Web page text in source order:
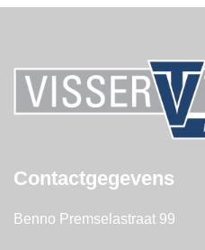
Contactgegevens
Benno Premselastraat 99